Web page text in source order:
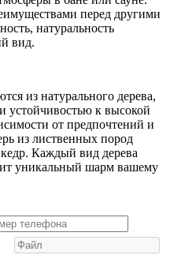
перед другими
натуральность
вид.
из натурального дерева,
устойчивостью к высокой
от предпочтений и
из лиственных пород
кедр. Каждый вид дерева
уникальный шарм вашему